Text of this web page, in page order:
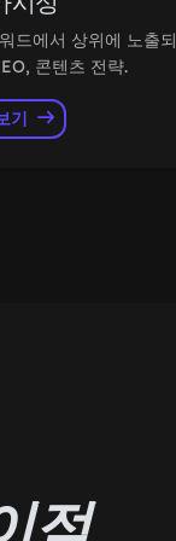
드에서 상위에 노출되
콘텐츠 전략.
기